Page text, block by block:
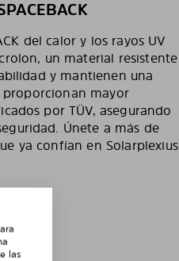
del calor y los rayos UV
un material resistente
y mantienen una
mayor
por TÜV, asegurando
Únete a más de
ya confían en Solarplexius
las